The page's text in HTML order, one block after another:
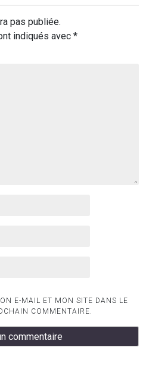
pas publiée.
indiqués avec *
E-MAIL ET MON SITE DANS LE
COMMENTAIRE.